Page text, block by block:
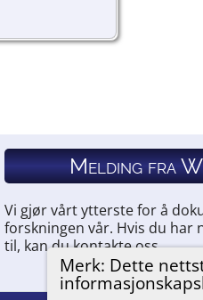
Merk: Dette
Melding fra
Vi gjør vårt ytterste for å
forskningen vår. Hvis du har
til, kan du kontakte oss.